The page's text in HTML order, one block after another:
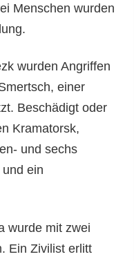
Menschen wurden
wurden Angriffen
einer
Beschädigt oder
Kramatorsk,
und sechs
ein
wurde mit zwei
Ein Zivilist erlitt